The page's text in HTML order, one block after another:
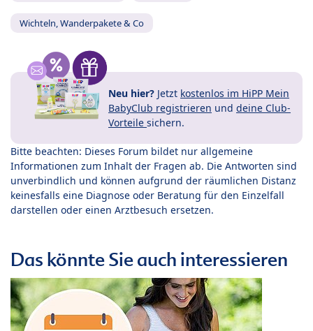
Wichteln, Wanderpakete & Co
Neu hier? Jetzt kostenlos im HiPP Mein
BabyClub registrieren und deine Club-
Vorteile sichern.
Bitte beachten: Dieses Forum bildet nur allgemeine
Informationen zum Inhalt der Fragen ab. Die Antworten sind
unverbindlich und können aufgrund der räumlichen Distanz
keinesfalls eine Diagnose oder Beratung für den Einzelfall
darstellen oder einen Arztbesuch ersetzen.
Das könnte Sie auch interessieren